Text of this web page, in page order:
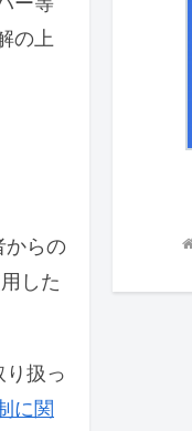
の上
からの
した
扱っ
に関